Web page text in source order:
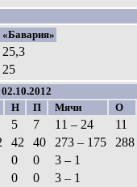
«Бавария»
25,3
25
Н П Мячи О
5 7 11 – 24
11
42 40 273 – 175
288
0 0
3 – 1
0 0
3 – 1